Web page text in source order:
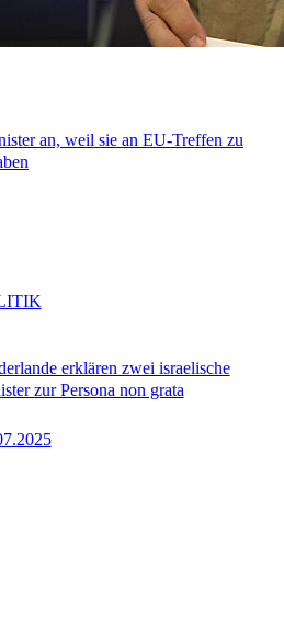
an, weil sie an EU-Treffen zu
erklären zwei israelische
zur Persona non grata